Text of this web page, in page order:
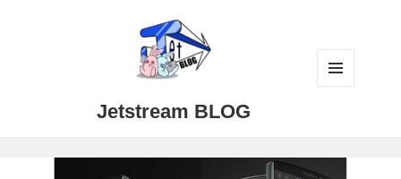
Jetstream BLOG